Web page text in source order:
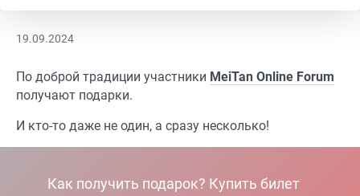
19.09.2024
По доброй традиции участники MeiTan Online Forum
получают подарки.
И кто-то даже не один, а сразу несколько!
Как получить подарок? Купить билет